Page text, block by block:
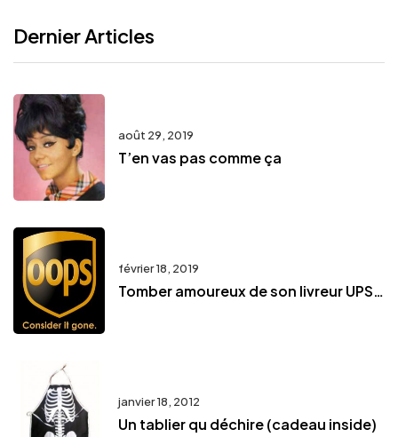
Dernier Articles
août 29, 2019
T’en vas pas comme ça
février 18, 2019
Tomber amoureux de son livreur UPS…
janvier 18, 2012
Un tablier qu déchire (cadeau inside)